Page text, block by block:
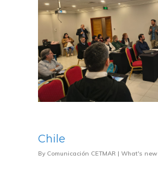
Chile
By Comunicación CETMAR | What's new